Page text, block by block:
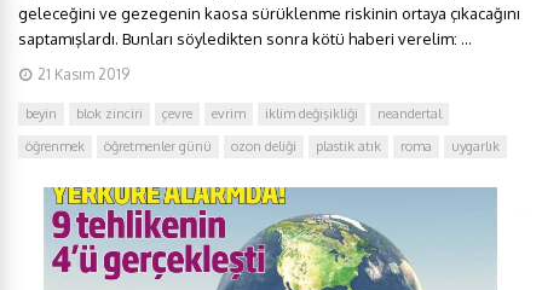
geleceğini ve gezegenin kaosa sürüklenme riskinin ortaya çıkacağını
saptamışlardı. Bunları söyledikten sonra kötü haberi verelim: ...
21 Kasım 2019
beyin blok zinciri çevre evrim iklim değişikliği
neandertal
öğrenmek
öğretmenler günü ozon deliği plastik atık roma uygarlık